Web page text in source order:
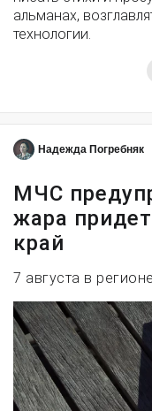
альманах,
технологии.
Надежда Погребняк
МЧС
жара
край
7 августа в